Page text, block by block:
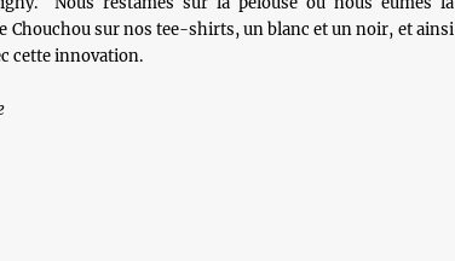
Chouchou sur nos tee-shirts, un blanc et un noir, et ainsi
cette innovation.